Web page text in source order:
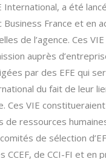
International, a été
Business France et en
de l’agence. Ces
auprès
par des EFE qui
du fait de leur
Ces VIE
de ressources
de sélection
de CCI-FI et en